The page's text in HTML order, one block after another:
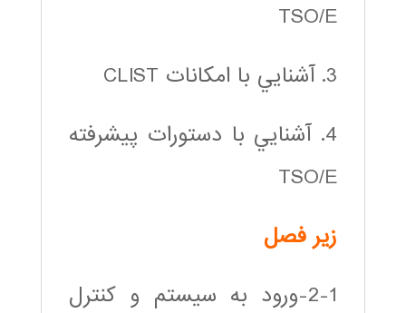
TSO/E
3. آشنايي با امكانات CLIST
4. آشنايي با دستورات پيشرفته
TSO/E
زير فصل
2-1-ورود به سيستم و كنترل